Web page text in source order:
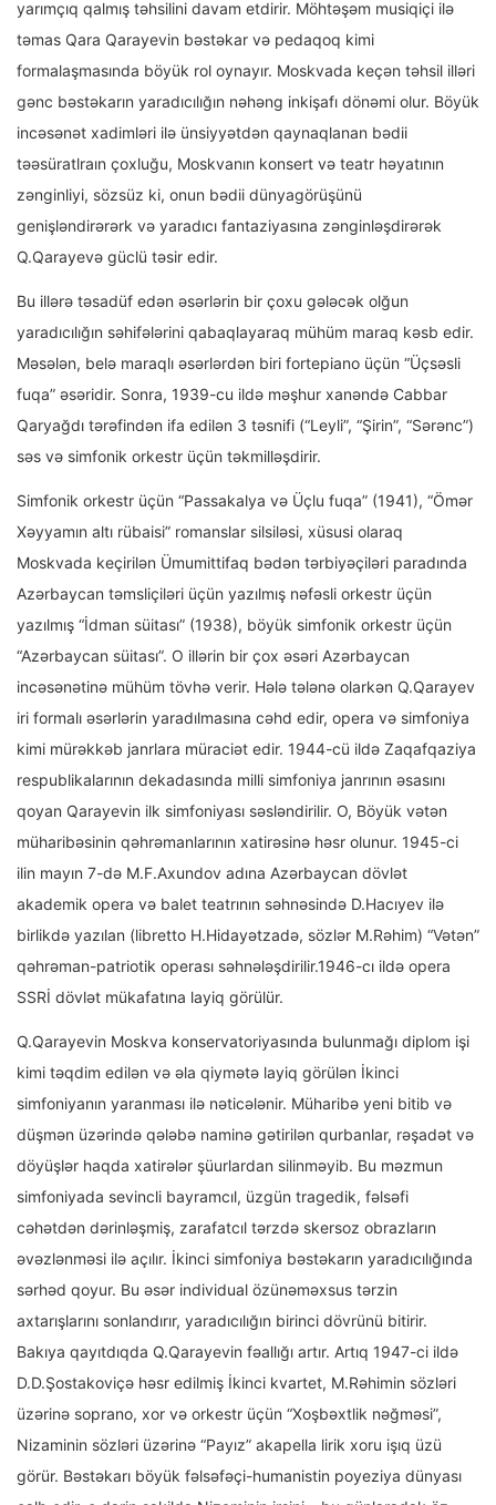
yarımçıq qalmış təhsilini davam etdirir. Möhtəşəm musiqiçi ilə
təmas Qara Qarayevin bəstəkar və pedaqoq kimi
formalaşmasında böyük rol oynayır. Moskvada keçən təhsil illəri
gənc bəstəkarın yaradıcılığın nəhəng inkişafı dönəmi olur. Böyük
incəsənət xadimləri ilə ünsiyyətdən qaynaqlanan bədii
təəsüratlraın çoxluğu, Moskvanın konsert və teatr həyatının
zənginliyi, sözsüz ki, onun bədii dünyagörüşünü
genişləndirərərk və yaradıcı fantaziyasına zənginləşdirərək
Q.Qarayevə güclü təsir edir.
Bu illərə təsadüf edən əsərlərin bir çoxu gələcək olğun
yaradıcılığın səhifələrini qabaqlayaraq mühüm maraq kəsb edir.
Məsələn, belə maraqlı əsərlərdən biri fortepiano üçün “Üçsəsli
fuqa” əsəridir. Sonra, 1939-cu ildə məşhur xanəndə Cabbar
Qaryağdı tərəfindən ifa edilən 3 təsnifi (“Leyli”, “Şirin”, “Sərənc”)
səs və simfonik orkestr üçün təkmilləşdirir.
Simfonik orkestr üçün “Passakalya və Üçlu fuqa” (1941), “Ömər
Xəyyamın altı rübaisi” romanslar silsiləsi, xüsusi olaraq
Moskvada keçirilən Ümumittifaq bədən tərbiyəçiləri paradında
Azərbaycan təmsliçiləri üçün yazılmış nəfəsli orkestr üçün
yazılmış “İdman süitası” (1938), böyük simfonik orkestr üçün
“Azərbaycan süitası”. O illərin bir çox əsəri Azərbaycan
incəsənətinə mühüm tövhə verir. Hələ tələnə olarkən Q.Qarayev
iri formalı əsərlərin yaradılmasına cəhd edir, opera və simfoniya
kimi mürəkkəb janrlara müraciət edir. 1944-cü ildə Zaqafqaziya
respublikalarının dekadasında milli simfoniya janrının əsasını
qoyan Qarayevin ilk simfoniyası səsləndirilir. O, Böyük vətən
müharibəsinin qəhrəmanlarının xatirəsinə həsr olunur. 1945-ci
ilin mayın 7-də M.F.Axundov adına Azərbaycan dövlət
akademik opera və balet teatrının səhnəsində D.Hacıyev ilə
birlikdə yazılan (libretto H.Hidayətzadə, sözlər M.Rəhim) “Vətən”
qəhrəman-patriotik operası səhnələşdirilir.1946-cı ildə opera
SSRİ dövlət mükafatına layiq görülür.
Q.Qarayevin Moskva konservatoriyasında bulunmağı diplom işi
kimi təqdim edilən və əla qiymətə layiq görülən İkinci
simfoniyanın yaranması ilə nəticələnir. Müharibə yeni bitib və
düşmən üzərində qələbə naminə gətirilən qurbanlar, rəşadət və
döyüşlər haqda xatirələr şüurlardan silinməyib. Bu məzmun
simfoniyada sevincli bayramcıl, üzgün tragedik, fəlsəfi
cəhətdən dərinləşmiş, zarafatcıl tərzdə skersoz obrazların
əvəzlənməsi ilə açılır. İkinci simfoniya bəstəkarın yaradıcılığında
sərhəd qoyur. Bu əsər individual özünəməxsus tərzin
axtarışlarını sonlandırır, yaradıcılığın birinci dövrünü bitirir.
Bakıya qayıtdıqda Q.Qarayevin fəallığı artır. Artıq 1947-ci ildə
D.D.Şostakoviçə həsr edilmiş İkinci kvartet, M.Rəhimin sözləri
üzərinə soprano, xor və orkestr üçün “Xoşbəxtlik nəğməsi”,
Nizaminin sözləri üzərinə “Payız” akapella lirik xoru işıq üzü
görür. Bəstəkarı böyük fəlsəfəçi-humanistin poyeziya dünyası